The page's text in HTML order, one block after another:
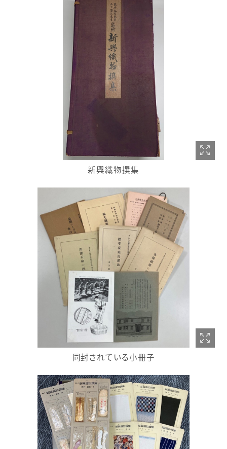
新興織物撰集
同封されている小冊子